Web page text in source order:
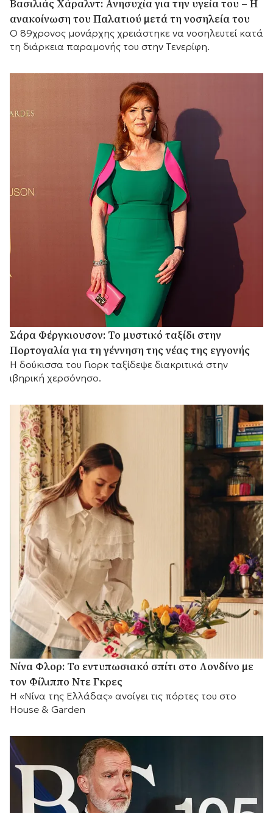
Βασιλιάς Χάραλντ: Ανησυχία για την υγεία του – Η
ανακοίνωση του Παλατιού μετά τη νοσηλεία του
Ο 89χρονος μονάρχης χρειάστηκε να νοσηλευτεί κατά
τη διάρκεια παραμονής του στην Τενερίφη.
Σάρα Φέργκιουσον: Το μυστικό ταξίδι στην
Πορτογαλία για τη γέννηση της νέας της εγγονής
Η δούκισσα του Γιορκ ταξίδεψε διακριτικά στην
ιβηρική χερσόνησο.
Νίνα Φλορ: Το εντυπωσιακό σπίτι στο Λονδίνο με
τον Φίλιππο Ντε Γκρες
Η «Νίνα της Ελλάδας» ανοίγει τις πόρτες του στο
House & Garden